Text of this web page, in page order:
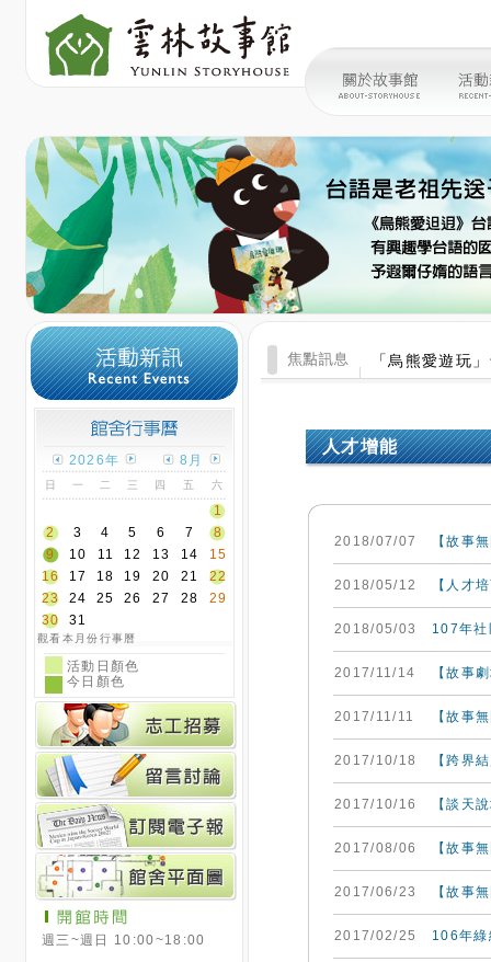
2026年 8月
日 一 二 三 四 五 六
1
2
3 4 5 6 7
8
9
10 11 12 13 14
15
16
17 18 19 20 21
22
23
24 25 26 27 28
29
30
31
觀看本月份行事曆
活動日顏色
今日顏色
週三~週日 10:00~18:00
「烏熊愛遊玩
人才增能
2018/07/07 【故事
2018/05/12 【人才
2018/05/03 107年
2017/11/14 【故事
2017/11/11 【故事
2017/10/18 【跨界
2017/10/16 【談天
2017/08/06 【故事
2017/06/23 【故事
2017/02/25 106年綠